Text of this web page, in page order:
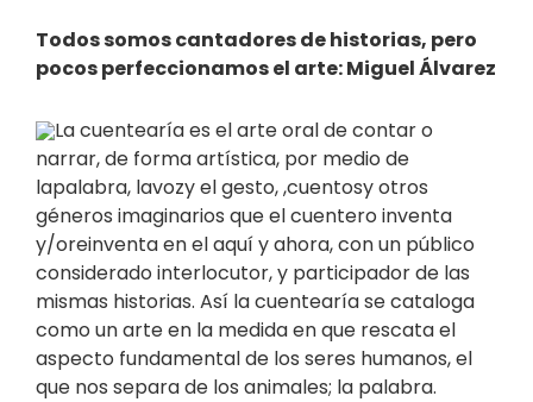
Todos somos cantadores de historias, pero
pocos perfeccionamos el arte: Miguel Álvarez
La cuentearía es el arte oral de contar o
narrar, de forma artística, por medio de
lapalabra, lavozy el gesto, ,cuentosy otros
géneros imaginarios que el cuentero inventa
y/oreinventa en el aquí y ahora, con un público
considerado interlocutor, y participador de las
mismas historias. Así la cuentearía se cataloga
como un arte en la medida en que rescata el
aspecto fundamental de los seres humanos, el
que nos separa de los animales; la palabra.